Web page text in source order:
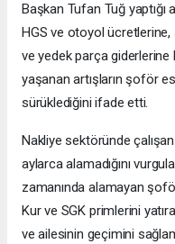
Başkan Tufan Tuğ yaptığı
HGS ve otoyol
ve yedek parça
yaşanan artışların şoför
sürüklediğini ifade etti.
Nakliye sektöründe çalışan
aylarca alamadığını
zamanında alamayan
Kur ve SGK primlerini
ve ailesinin geçimini